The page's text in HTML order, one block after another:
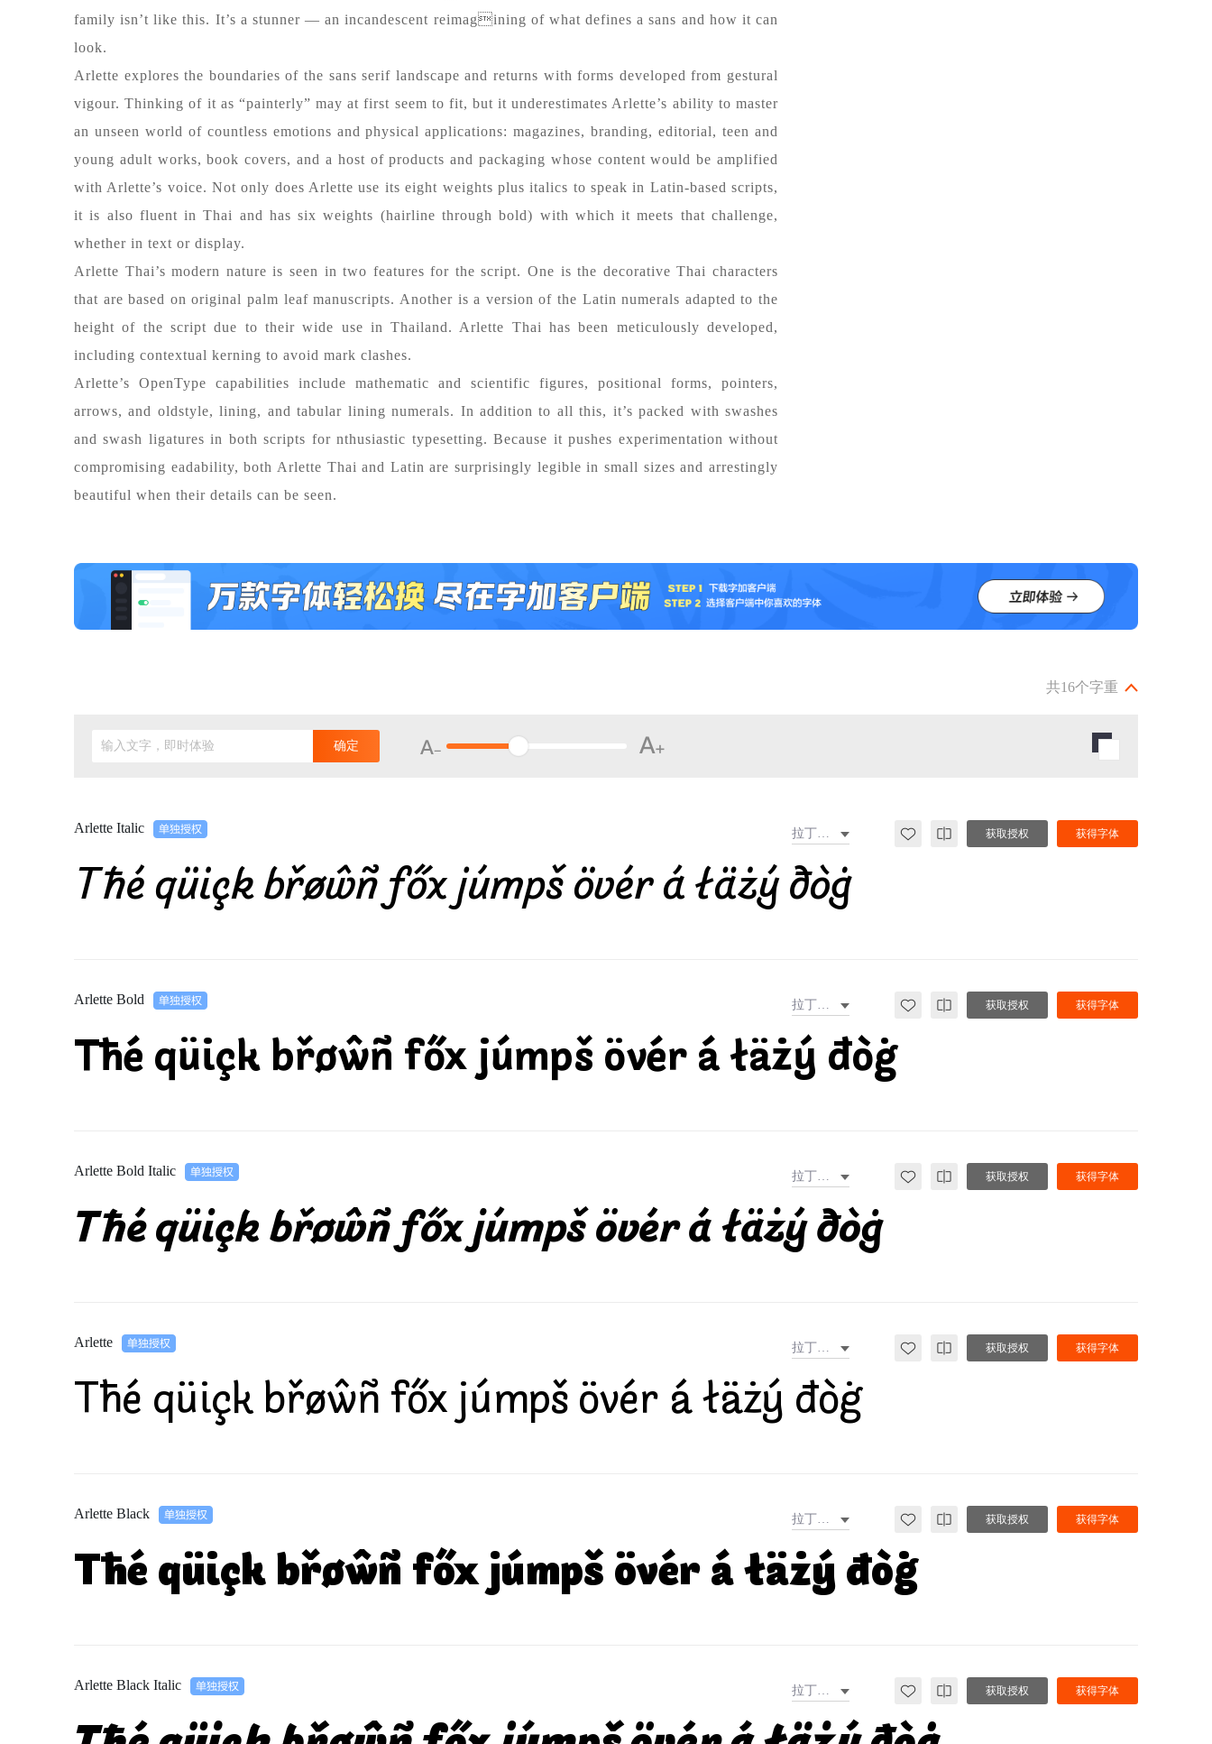
family isn’t like this. It’s a stunner — an incandescent reimagining of what defines a sans and how it can
look.
Arlette explores the boundaries of the sans serif landscape and returns with forms developed from gestural
vigour. Thinking of it as “painterly” may at first seem to fit, but it underestimates Arlette’s ability to master
an unseen world of countless emotions and physical applications: magazines, branding, editorial, teen and
young adult works, book covers, and a host of products and packaging whose content would be amplified
with Arlette’s voice. Not only does Arlette use its eight weights plus italics to speak in Latin-based scripts,
it is also fluent in Thai and has six weights (hairline through bold) with which it meets that challenge,
whether in text or display.
Arlette Thai’s modern nature is seen in two features for the script. One is the decorative Thai characters
that are based on original palm leaf manuscripts. Another is a version of the Latin numerals adapted to the
height of the script due to their wide use in Thailand. Arlette Thai has been meticulously developed,
including contextual kerning to avoid mark clashes.
Arlette’s OpenType capabilities include mathematic and scientific figures, positional forms, pointers,
arrows, and oldstyle, lining, and tabular lining numerals. In addition to all this, it’s packed with swashes
and swash ligatures in both scripts for nthusiastic typesetting. Because it pushes experimentation without
compromising eadability, both Arlette Thai and Latin are surprisingly legible in small sizes and arrestingly
beautiful when their details can be seen.
共16个字重
输入文字，即时体验 确定
Arlette Italic 获得字体
获取授权
Tħé qüiçk břøŵñ főx júmpš övér á łäżý đòġ
Arlette Bold 获得字体
获取授权
Tħé qüiçk břøŵñ főx júmpš övér á łäżý đòġ
Arlette Bold Italic 获得字体
获取授权
Tħé qüiçk břøŵñ főx júmpš övér á łäżý đòġ
Arlette 获得字体
获取授权
Tħé qüiçk břøŵñ főx júmpš övér á łäżý đòġ
Arlette Black 获得字体
获取授权
Tħé qüiçk břøŵñ főx júmpš övér á łäżý đòġ
Arlette Black Italic 获得字体
获取授权